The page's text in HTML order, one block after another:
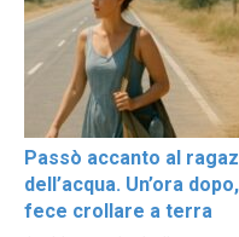
Passò accanto al
dell’acqua. Un’ora
fece crollare a terra